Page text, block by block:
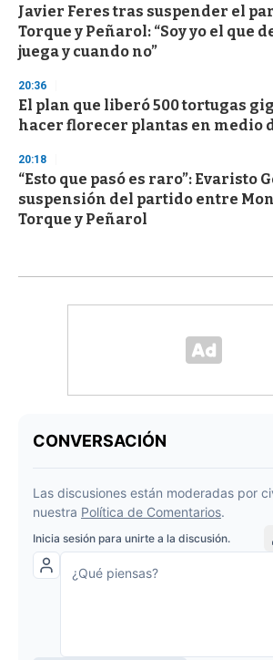
Javier Feres tras suspender el
Torque y Peñarol: “Soy yo el que
juega y cuando no”
20:36
El plan que liberó 500 tortugas
hacer florecer plantas en medio
20:18
“Esto que pasó es raro”: Evaristo
suspensión del partido entre
Torque y Peñarol